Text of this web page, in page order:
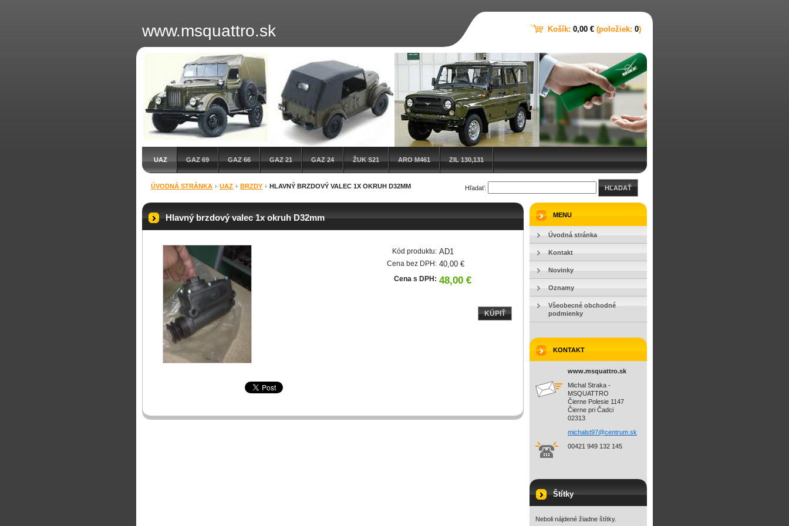
www.msquattro.sk
UAZ GAZ 69 GAZ 66 GAZ 21 GAZ 24 ŽUK S21 ARO M461 ZIL 130,131
ÚVODNÁ STRÁNKA UAZ BRZDY HLAVNÝ BRZDOVÝ VALEC 1X OKRUH D32MM Hľadať: HĽADAŤ
Hlavný brzdový valec 1x okruh D32mm
Kód produktu: AD1
Cena bez DPH: 40,00 €
Cena s DPH: 48,00 €
KÚPIŤ
MENU
Úvodná stránka
Kontakt
Novinky
Oznamy
Všeobecné obchodné
podmienky
KONTAKT
www.msquattro.sk
Michal Straka -
MSQUATTRO
Čierne Polesie 1147
Čierne pri Čadci
02313
michalst97@centrum.sk
00421 949 132 145
Štítky
Neboli nájdené žiadne štítky.
Košík: 0,00 € (položiek: 0)